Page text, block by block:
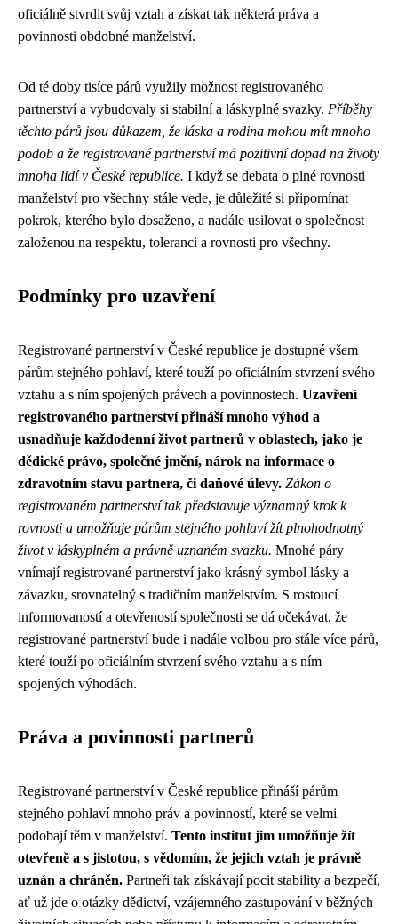
oficiálně stvrdit svůj vztah a získat tak některá práva a
povinnosti obdobné manželství.
Od té doby tisíce párů využily možnost registrovaného
partnerství a vybudovaly si stabilní a láskyplné svazky. Příběhy
těchto párů jsou důkazem, že láska a rodina mohou mít mnoho
podob a že registrované partnerství má pozitivní dopad na životy
mnoha lidí v České republice. I když se debata o plné rovnosti
manželství pro všechny stále vede, je důležité si připomínat
pokrok, kterého bylo dosaženo, a nadále usilovat o společnost
založenou na respektu, toleranci a rovnosti pro všechny.
Podmínky pro uzavření
Registrované partnerství v České republice je dostupné všem
párům stejného pohlaví, které touží po oficiálním stvrzení svého
vztahu a s ním spojených právech a povinnostech. Uzavření
registrovaného partnerství přináší mnoho výhod a
usnadňuje každodenní život partnerů v oblastech, jako je
dědické právo, společné jmění, nárok na informace o
zdravotním stavu partnera, či daňové úlevy. Zákon o
registrovaném partnerství tak představuje významný krok k
rovnosti a umožňuje párům stejného pohlaví žít plnohodnotný
život v láskyplném a právně uznaném svazku. Mnohé páry
vnímají registrované partnerství jako krásný symbol lásky a
závazku, srovnatelný s tradičním manželstvím. S rostoucí
informovaností a otevřeností společnosti se dá očekávat, že
registrované partnerství bude i nadále volbou pro stále více párů,
které touží po oficiálním stvrzení svého vztahu a s ním
spojených výhodách.
Práva a povinnosti partnerů
Registrované partnerství v České republice přináší párům
stejného pohlaví mnoho práv a povinností, které se velmi
podobají těm v manželství. Tento institut jim umožňuje žít
otevřeně a s jistotou, s vědomím, že jejich vztah je právně
uznán a chráněn. Partneři tak získávají pocit stability a bezpečí,
ať už jde o otázky dědictví, vzájemného zastupování v běžných